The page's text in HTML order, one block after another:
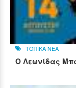
ΤΟΠΙΚΑ ΝΕΑ
Ο Λεωνίδας